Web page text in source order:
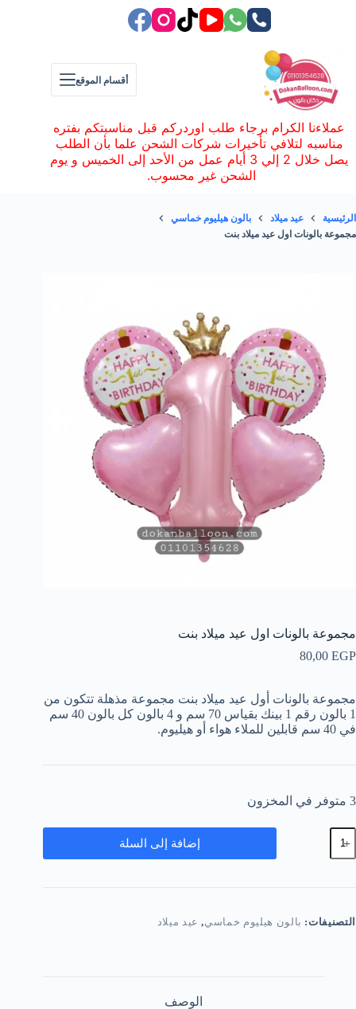
أقسام الموقع
عملاءنا الكرام برجاء طلب اوردركم قبل مناسبتكم بفتره
مناسبه لتلافي تأخيرات شركات الشحن علما بأن الطلب
يصل خلال 2 إلي 3 أيام عمل من الأحد إلى الخميس و يوم
الشحن غير محسوب.
الرئيسية عيد ميلاد
بالون هيليوم خماسي
مجموعة بالونات اول عيد ميلاد بنت
مجموعة بالونات اول عيد ميلاد بنت
80,00 EGP
مجموعة بالونات أول عيد ميلاد بنت مجموعة مذهلة تتكون من
1 بالون رقم 1 بينك بقياس 70 سم و 4 بالون كل بالون 40 سم
في 40 سم قابلين للملاء هواء أو هيليوم.
3 متوفر في المخزون
كمية
مجموعة
بالونات
عيد
بنت
إضافة إلى السلة
التصنيفات: بالون هيليوم خماسي, عيد ميلاد
الوصف